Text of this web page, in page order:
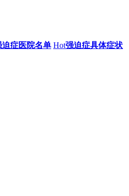
症医院名单 Hot强迫症具体症状